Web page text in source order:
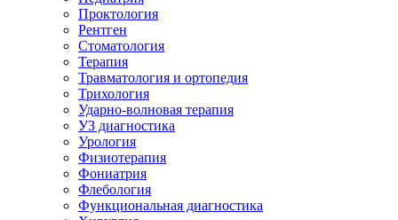
Проктология
Рентген
Стоматология
Терапия
Травматология и ортопедия
Трихология
Ударно-волновая терапия
УЗ диагностика
Урология
Физиотерапия
Фониатрия
Флебология
Функциональная диагностика